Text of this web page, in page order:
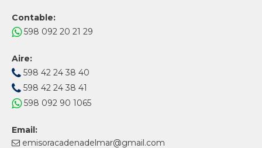
Contable:
598 092 20 21 29
Aire:
598 42 24 38 40
598 42 24 38 41
598 092 90 1065
Email:
emisoracadenadelmar@gmail.com